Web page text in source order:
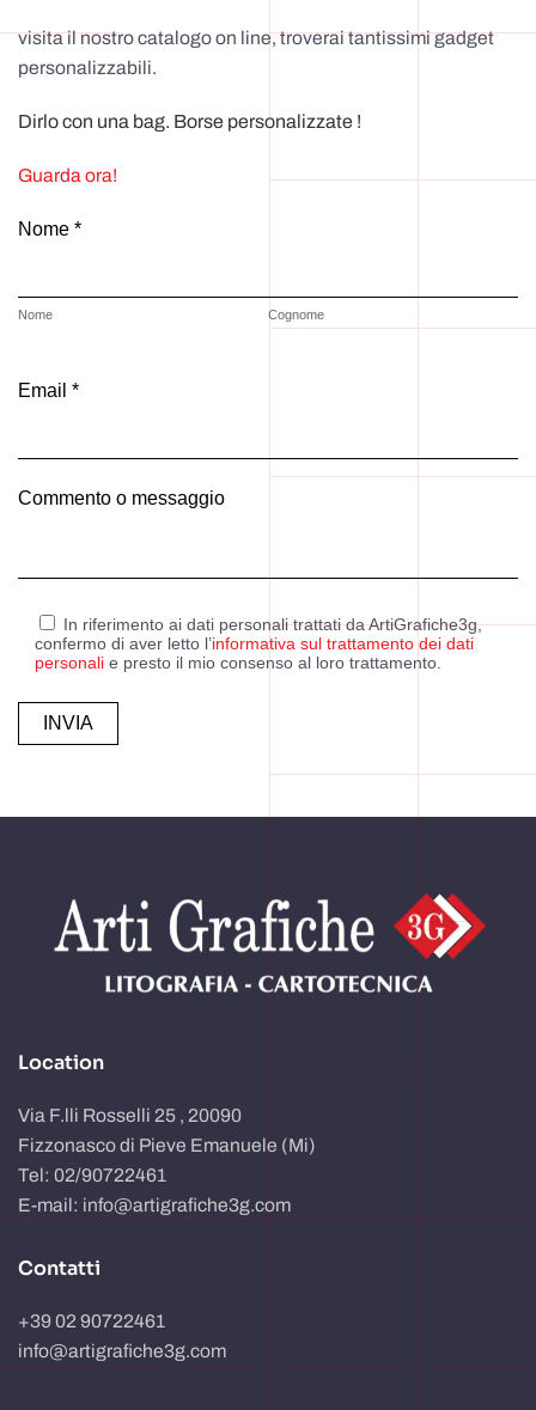
visita il nostro catalogo on line, troverai tantissimi gadget
personalizzabili.
Dirlo con una bag. Borse personalizzate !
Guarda ora!
Nome *
Nome Cognome
Email *
Commento o messaggio
In riferimento ai dati personali trattati da ArtiGrafiche3g,
confermo di aver letto l’informativa sul trattamento dei dati
personali e presto il mio consenso al loro trattamento.
Location
Via F.lli Rosselli 25 , 20090
Fizzonasco di Pieve Emanuele (Mi)
Tel: 02/90722461
E-mail: info@artigrafiche3g.com
Contatti
+39 02 90722461
info@artigrafiche3g.com